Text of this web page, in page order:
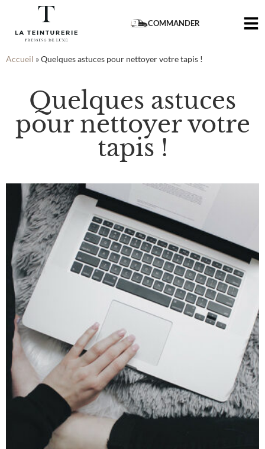
COMMANDER
Accueil »Quelques astuces pour nettoyer votre tapis !
Quelques astuces
pour nettoyer votre
tapis !